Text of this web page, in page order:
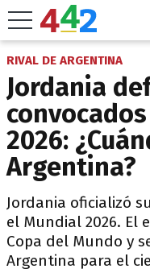
RIVAL DE ARGENTINA
Jordania
2026:
Argentina?
Jordania oficializó
el Mundial 2026. El
Copa del Mundo y
Argentina para el